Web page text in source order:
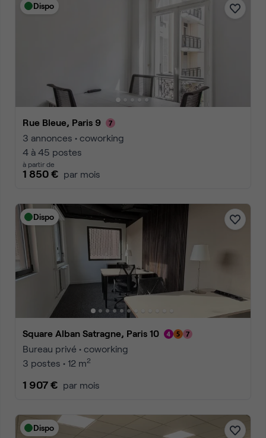
Dispo
Rue Bleue, Paris 9
3 annonces • coworking
4 à 45 postes
à partir de
1 850 € par mois
Dispo
Square Alban Satragne, Paris 10
Bureau privé • coworking
3 postes • 12 m2
1 907 € par mois
Dispo